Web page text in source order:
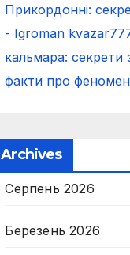
Прикордонні:
- Igroman
кальмара: секрети
факти про
Archives
Серпень 2026
Березень 2026